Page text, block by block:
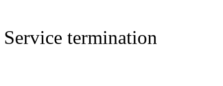
Service termination